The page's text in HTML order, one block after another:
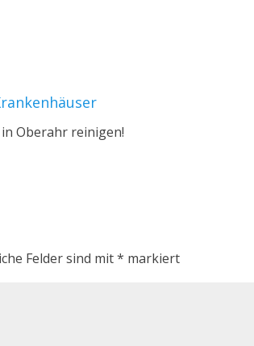
Oberahr reinigen!
Felder sind mit* markiert